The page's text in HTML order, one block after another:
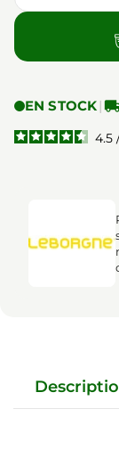
EN STOCK |
4.5